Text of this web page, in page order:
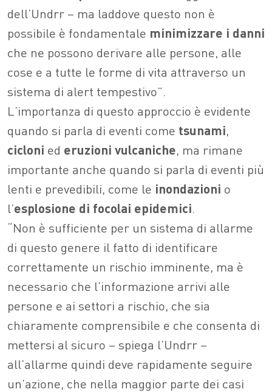
dell’Undrr – ma laddove questo non è
possibile è fondamentale minimizzare i danni
che ne possono derivare alle persone, alle
cose e a tutte le forme di vita attraverso un
sistema di alert tempestivo”.
L’importanza di questo approccio è evidente
quando si parla di eventi come tsunami,
cicloni ed eruzioni vulcaniche, ma rimane
importante anche quando si parla di eventi più
lenti e prevedibili, come le inondazioni o
l’esplosione di focolai epidemici.
“Non è sufficiente per un sistema di allarme
di questo genere il fatto di identificare
correttamente un rischio imminente, ma è
necessario che l’informazione arrivi alle
persone e ai settori a rischio, che sia
chiaramente comprensibile e che consenta di
mettersi al sicuro – spiega l’Undrr –
all’allarme quindi deve rapidamente seguire
un’azione, che nella maggior parte dei casi